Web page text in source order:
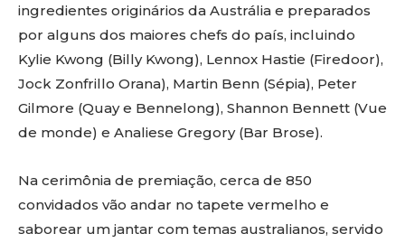
ingredientes originários da Austrália e preparados
por alguns dos maiores chefs do país, incluindo
Kylie Kwong (Billy Kwong), Lennox Hastie (Firedoor),
Jock Zonfrillo Orana), Martin Benn (Sépia), Peter
Gilmore (Quay e Bennelong), Shannon Bennett (Vue
de monde) e Analiese Gregory (Bar Brose).
Na cerimônia de premiação, cerca de 850
convidados vão andar no tapete vermelho e
saborear um jantar com temas australianos, servido